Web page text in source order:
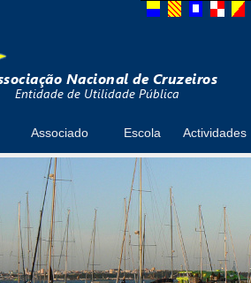
Associado Escola Actividades